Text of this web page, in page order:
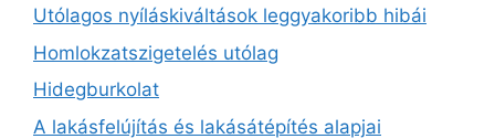
Utólagos nyíláskiváltások leggyakoribb hibái
Homlokzatszigetelés utólag
Hidegburkolat
A lakásfelújítás és lakásátépítés alapjai